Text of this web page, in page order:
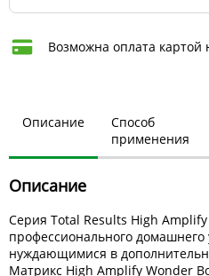
Возможна оплата картой
Описание
Способ
применения
Описание
Серия Total Results High Amplify
профессионального домашнего
нуждающимися в
Матрикс High Amplify Wonder